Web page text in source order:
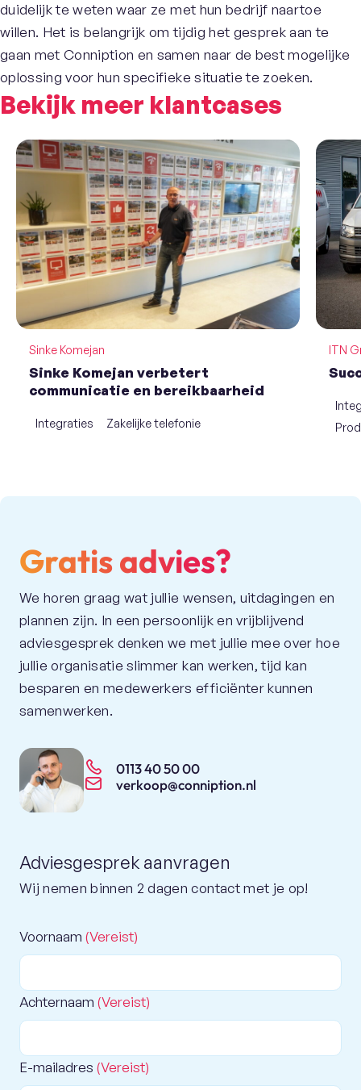
duidelijk te weten waar ze met hun bedrijf naartoe
willen. Het is belangrijk om tijdig het gesprek aan te
gaan met Conniption en samen naar de best mogelijke
oplossing voor hun specifieke situatie te zoeken.
Bekijk meer klantcases
Sinke Komejan
Sinke Komejan verbetert
communicatie en bereikbaarheid
Integraties Zakelijke telefonie
ITN
Gratis advies?
We horen graag wat jullie wensen, uitdagingen en
plannen zijn. In een persoonlijk en vrijblijvend
adviesgesprek denken we met jullie mee over hoe
jullie organisatie slimmer kan werken, tijd kan
besparen en medewerkers efficiënter kunnen
samenwerken.
0113 40 50 00
verkoop@conniption.nl
Adviesgesprek aanvragen
Wij nemen binnen 2 dagen contact met je op!
Voornaam (Vereist)
Achternaam (Vereist)
E-mailadres (Vereist)